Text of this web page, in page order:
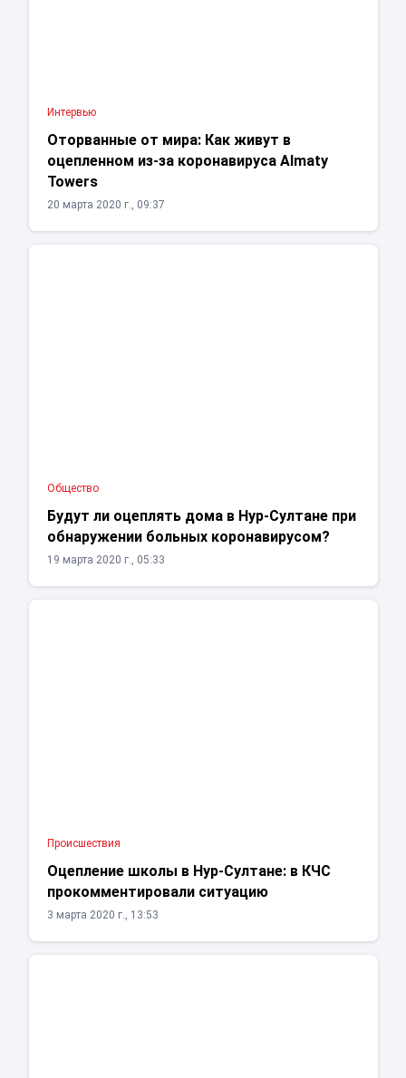
Интервью
Оторванные от мира: Как живут в
оцепленном из-за коронавируса Almaty
Towers
20 марта 2020 г., 09:37
Общество
Будут ли оцеплять дома в Нур-Султане при
обнаружении больных коронавирусом?
19 марта 2020 г., 05:33
Проиcшествия
Оцепление школы в Нур-Султане: в КЧС
прокомментировали ситуацию
3 марта 2020 г., 13:53